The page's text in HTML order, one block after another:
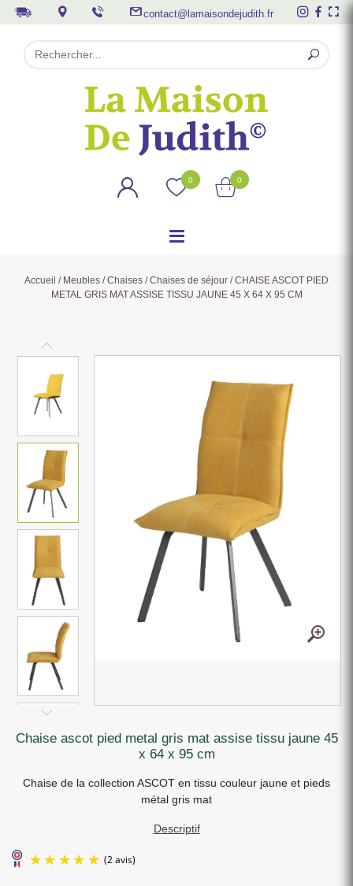
contact@lamaisondejudith.fr
0 0
Accueil / Meubles /Chaises /Chaises de séjour / CHAISE ASCOT PIED
METAL GRIS MAT ASSISE TISSU JAUNE 45 X 64 X 95 CM
chaise ascot pied metal gris mat assise tissu jaune 45
x 64 x 95 cm
Chaise de la collection ASCOT en tissu couleur jaune et pieds
métal gris mat
Descriptif